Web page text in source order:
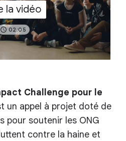
la vidéo
02:05
Challenge pour le
un appel à projet doté de
pour soutenir les ONG
contre la haine et